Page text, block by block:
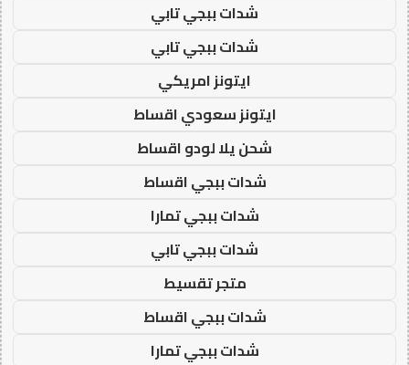
شدات ببجي تابي
شدات ببجي تابي
ايتونز امريكي
ايتونز سعودي اقساط
شحن يلا لودو اقساط
شدات ببجي اقساط
شدات ببجي تمارا
شدات ببجي تابي
متجر تقسيط
شدات ببجي اقساط
شدات ببجي تمارا